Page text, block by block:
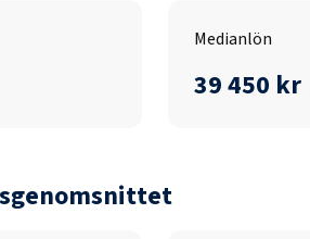
Medianlön
39 450 kr